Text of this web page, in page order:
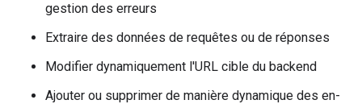
gestion des erreurs
Extraire des données de requêtes ou de réponses
Modifier dynamiquement l'URL cible du backend
Ajouter ou supprimer de manière dynamique des en-